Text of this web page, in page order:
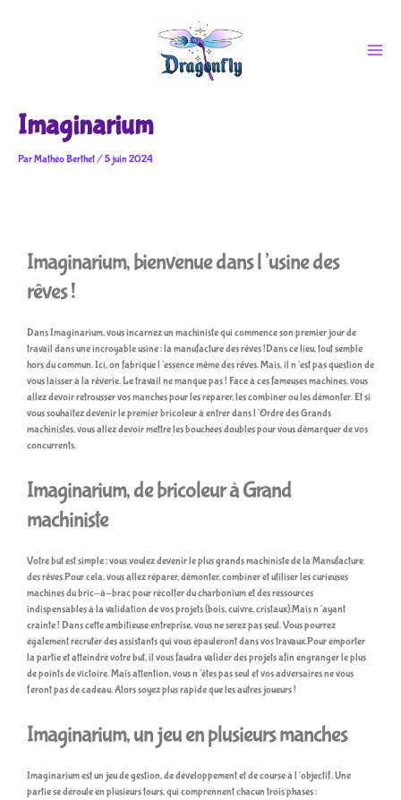
Imaginarium
ParMathéo Berthet/5 juin 2024
Imaginarium, bienvenue dans l’usine des
rêves !
Dans Imaginarium, vous incarnez un machiniste qui commence son premier jour de
travail dans une incroyable usine : la manufacture des rêves !Dans ce lieu, tout semble
hors du commun. Ici, on fabrique l’essence même des rêves. Mais, il n’est pas question de
vous laisser à la rêverie. Le travail ne manque pas ! Face à ces fameuses machines, vous
allez devoir retrousser vos manches pour les réparer, les combiner ou les démonter. Et si
vous souhaitez devenir le premier bricoleur à entrer dans l’Ordre des Grands
machinistes, vous allez devoir mettre les bouchées doubles pour vous démarquer de vos
concurrents.
Imaginarium, de bricoleur à Grand
machiniste
Votre but est simple : vous voulez devenir le plus grands machiniste de la Manufacture
des rêves.Pour cela, vous allez réparer, démonter, combiner et utiliser les curieuses
machines du bric-à-brac pour récolter du charbonium et des ressources
indispensables à la validation de vos projets (bois, cuivre, cristaux).Mais n’ayant
crainte ! Dans cette ambitieuse entreprise, vous ne serez pas seul. Vous pourrez
également recruter des assistants qui vous épauleront dans vos travaux.Pour emporter
la partie et atteindre votre but, il vous faudra valider des projets afin engranger le plus
de points de victoire. Mais attention, vous n’êtes pas seul et vos adversaires ne vous
feront pas de cadeau. Alors soyez plus rapide que les autres joueurs !
Imaginarium, un jeu en plusieurs manches
Imaginarium est un jeu de gestion, de développement et de course à l’objectif. Une
partie se déroule en plusieurs tours, qui comprennent chacun trois phases :